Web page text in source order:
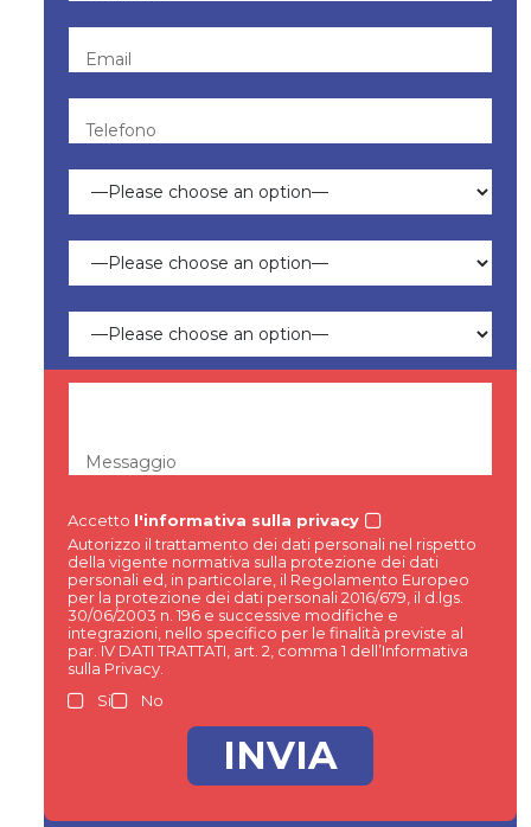
Email
Telefono
Messaggio
Accetto l'informativa sulla privacy
Autorizzo il trattamento dei dati personali nel rispetto
della vigente normativa sulla protezione dei dati
personali ed, in particolare, il Regolamento Europeo
per la protezione dei dati personali 2016/679, il d.lgs.
30/06/2003 n. 196 e successive modifiche e
integrazioni, nello specifico per le finalità previste al
par. IV DATI TRATTATI, art. 2, comma 1 dell’Informativa
sulla Privacy.
Si
No